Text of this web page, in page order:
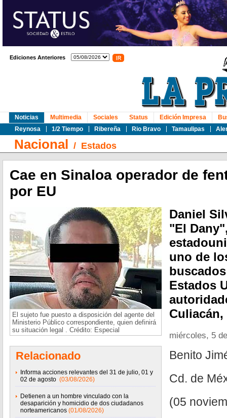
Ediciones Anteriores
Noticias
Reynosa
1/2 Tiempo Ribereña Rio Bravo Tamaulipas
Multimedia Sociales Status Edición Impresa
Nacional / Estados
Cae en Sinaloa operador de
por EU
El sujeto fue puesto a disposición del agente del
Ministerio Público correspondiente, quien definirá
su situación legal . Crédito: Especial
Relacionado
Informa acciones relevantes del 31 de julio, 01 y
02 de agosto (03/08/2026)
Detienen a un hombre vinculado con la
desaparición y homicidio de dos ciudadanos
norteamericanos (01/08/2026)
Daniel
"El
uno de
Estados
miércoles, 5
Benito
Cd. de
(05